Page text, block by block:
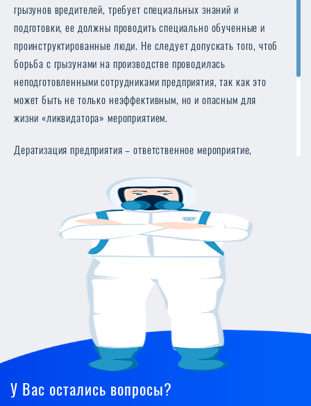
грызунов вредителей, требует специальных знаний и
подготовки, ее должны проводить специально обученные и
проинструктированные люди. Не следует допускать того, чтоб
борьба с грызунами на производстве проводилась
неподготовленными сотрудниками предприятия, так как это
может быть не только неэффективным, но и опасным для
жизни «ликвидатора» мероприятием.
Дератизация предприятия – ответственное мероприятие,
Проводить ее могут компании, которые имеют лицензию на
проведение таких работ. В Украине заказать услугу
дератизации можно в компании «DezMaster», которая более 11
лет на рынке и предлагает безопасные и эффективные методы
борьбы с вредителями, а также гарантию на выполненные
У Вас остались вопросы?